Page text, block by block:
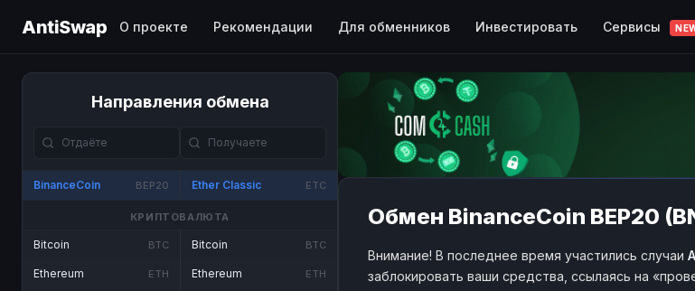
AntiSwap О проекте Рекомендации Для обменников Инвестировать Сервисы
Направления обмена
BinanceCoin BEP20 Ether Classic ETC
КРИПТОВАЛЮТА
Bitcoin BTC
Ethereum ETH
Bitcoin BTC
Ethereum ETH
Обмен BinanceCoin BEP20
Внимание! В последнее время участились случаи
заблокировать ваши средства, ссылаясь на